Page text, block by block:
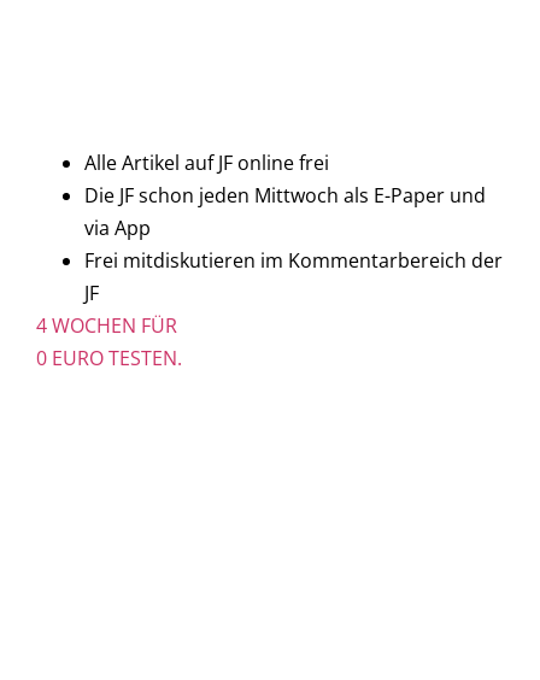
Alle Artikel auf JF online frei
Die JF schon jeden Mittwoch als E-Paper und
via App
Frei mitdiskutieren im Kommentarbereich der
JF
4 WOCHEN FÜR
0 EURO TESTEN.